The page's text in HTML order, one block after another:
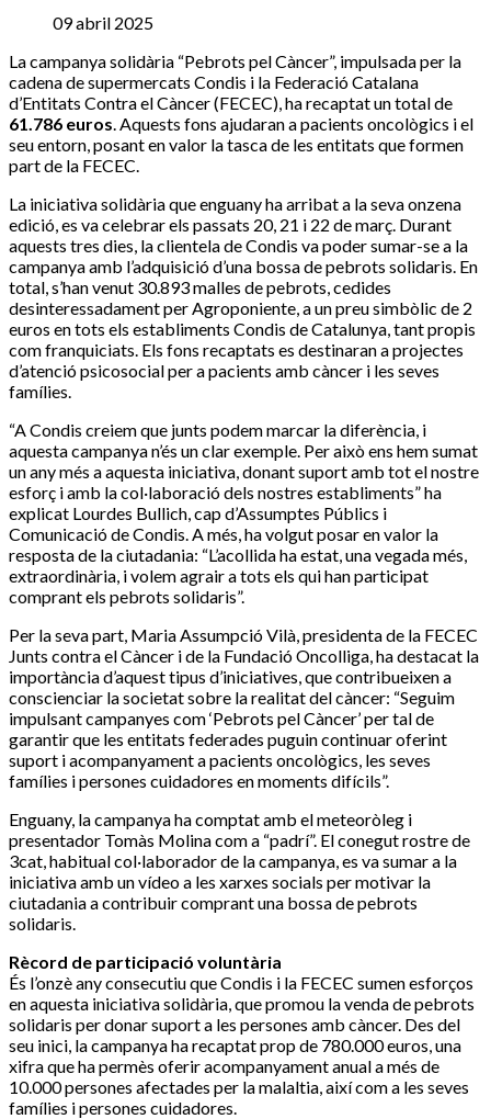
09 abril 2025
La campanya solidària “Pebrots pel Càncer”, impulsada per la
cadena de supermercats Condis i la Federació Catalana
d’Entitats Contra el Càncer (FECEC), ha recaptat un total de
61.786 euros . Aquests fons ajudaran a pacients oncològics i el
seu entorn, posant en valor la tasca de les entitats que formen
part de la FECEC.
La iniciativa solidària que enguany ha arribat a la seva onzena
edició, es va celebrar els passats 20, 21 i 22 de març. Durant
aquests tres dies, la clientela de Condis va poder sumar-se a la
campanya amb l’adquisició d’una bossa de pebrots solidaris. En
total, s’han venut 30.893 malles de pebrots, cedides
desinteressadament per Agroponiente, a un preu simbòlic de 2
euros en tots els establiments Condis de Catalunya, tant propis
com franquiciats. Els fons recaptats es destinaran a projectes
d’atenció psicosocial per a pacients amb càncer i les seves
famílies.
“A Condis creiem que junts podem marcar la diferència, i
aquesta campanya n’és un clar exemple. Per això ens hem sumat
un any més a aquesta iniciativa, donant suport amb tot el nostre
esforç i amb la col·laboració dels nostres establiments” ha
explicat Lourdes Bullich, cap d’Assumptes Públics i
Comunicació de Condis. A més, ha volgut posar en valor la
resposta de la ciutadania: “L’acollida ha estat, una vegada més,
extraordinària, i volem agrair a tots els qui han participat
comprant els pebrots solidaris”.
Per la seva part, Maria Assumpció Vilà, presidenta de la FECEC
Junts contra el Càncer i de la Fundació Oncolliga, ha destacat la
importància d’aquest tipus d’iniciatives, que contribueixen a
conscienciar la societat sobre la realitat del càncer: “Seguim
impulsant campanyes com ‘Pebrots pel Càncer’ per tal de
garantir que les entitats federades puguin continuar oferint
suport i acompanyament a pacients oncològics, les seves
famílies i persones cuidadores en moments difícils”.
Enguany, la campanya ha comptat amb el meteoròleg i
presentador Tomàs Molina com a “padrí”. El conegut rostre de
3cat, habitual col·laborador de la campanya, es va sumar a la
iniciativa amb un vídeo a les xarxes socials per motivar la
ciutadania a contribuir comprant una bossa de pebrots
solidaris.
Rècord de participació voluntària
És l’onzè any consecutiu que Condis i la FECEC sumen esforços
en aquesta iniciativa solidària, que promou la venda de pebrots
solidaris per donar suport a les persones amb càncer. Des del
seu inici, la campanya ha recaptat prop de 780.000 euros, una
xifra que ha permès oferir acompanyament anual a més de
10.000 persones afectades per la malaltia, així com a les seves
famílies i persones cuidadores.